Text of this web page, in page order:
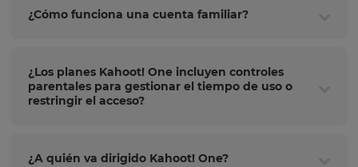
¿Cómo funciona una cuenta familiar?
¿Los planes Kahoot! One incluyen controles
parentales para gestionar el tiempo de uso o
restringir el acceso?
¿A quién va dirigido Kahoot! One?